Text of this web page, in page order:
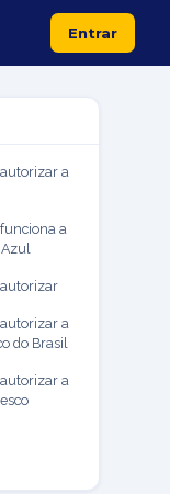
Entrar
a
a
Azul
autorizar
a
do Brasil
a